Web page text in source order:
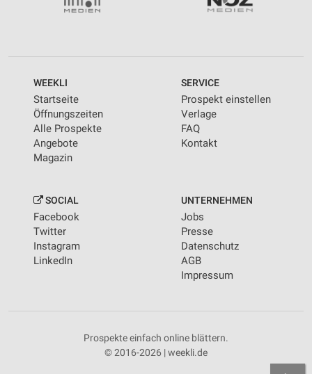
WEEKLI
Startseite
Öffnungszeiten
Alle Prospekte
Angebote
Magazin
SERVICE
Prospekt einstellen
Verlage
FAQ
Kontakt
SOCIAL
Facebook
Twitter
Instagram
LinkedIn
UNTERNEHMEN
Jobs
Presse
Datenschutz
AGB
Impressum
Prospekte einfach online blättern.
© 2016-2026 | weekli.de